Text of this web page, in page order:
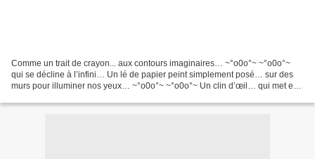
Comme un trait de crayon... aux contours imaginaires… ~°o0o°~ ~°o0o°~
qui se décline à l’infini… Un lé de papier peint simplement posé… sur des
murs pour illuminer nos yeux… ~°o0o°~ ~°o0o°~ Un clin d’œil… qui met en